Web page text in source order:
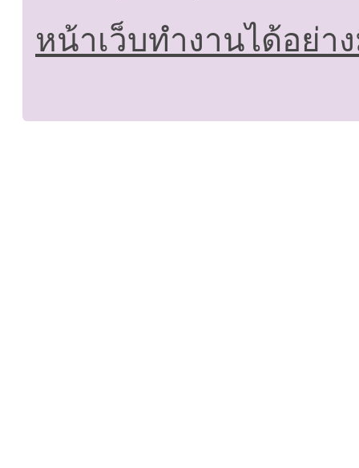
หน้าเว็บทำงานได้อย่า